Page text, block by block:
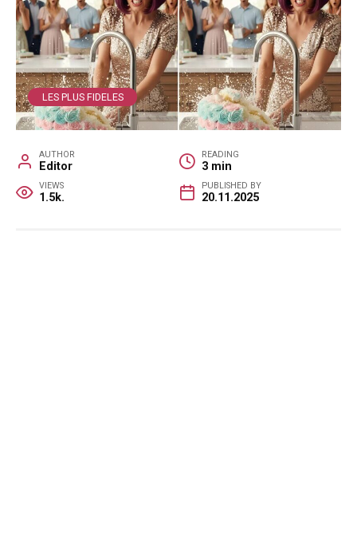
LES PLUS FIDELES
AUTHOR
Editor
READING
3 min
VIEWS
1.5k.
PUBLISHED BY
20.11.2025